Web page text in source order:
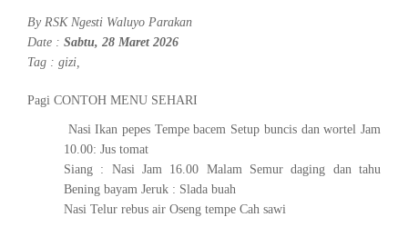
By RSK Ngesti Waluyo Parakan
Date : Sabtu, 28 Maret 2026
Tag : gizi,
Pagi CONTOH MENU SEHARI
Nasi Ikan pepes Tempe bacem Setup buncis dan wortel Jam
10.00: Jus tomat
Siang : Nasi Jam 16.00 Malam Semur daging dan tahu
Bening bayam Jeruk : Slada buah
Nasi Telur rebus air Oseng tempe Cah sawi